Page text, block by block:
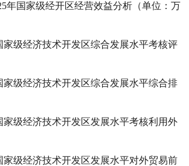
年国家级经开区经营效益分析（单位：万
家级经济技术开发区综合发展水平考核评
家级经济技术开发区综合发展水平综合排
家级经济技术开发区发展水平考核利用外
家级经济技术开发区发展水平对外贸易前